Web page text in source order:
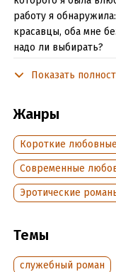
работу я
красавцы, оба мне
надо ли выбирать?
Дата написания:
Объем:80379
Год издания:2020
Дата поступления:2
Время на чтение:2ч.
Показать
Жанры
Короткие
Современные
Эротические
Темы
служебный роман